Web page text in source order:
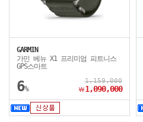
GARMIN
가민 베뉴 X1 프리미엄 피트니스
GPS스마트
6%
1,159,000
￦1,090,000